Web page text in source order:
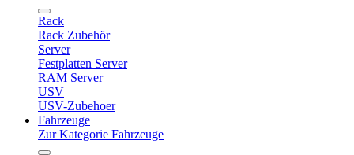
Rack
Rack Zubehör
Server
Festplatten Server
RAM Server
USV
USV-Zubehoer
Fahrzeuge
Zur Kategorie Fahrzeuge